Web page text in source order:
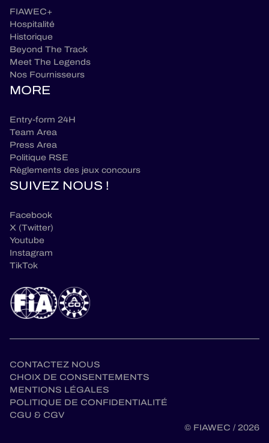
FIAWEC+
Hospitalité
Historique
Beyond The Track
Meet The Legends
Nos Fournisseurs
MORE
Entry-form 24H
Team Area
Press Area
Politique RSE
Règlements des jeux concours
SUIVEZ NOUS !
Facebook
X (Twitter)
Youtube
Instagram
TikTok
CONTACTEZ NOUS
CHOIX DE CONSENTEMENTS
MENTIONS LÉGALES
POLITIQUE DE CONFIDENTIALITÉ
CGU & CGV
© FIAWEC / 2026